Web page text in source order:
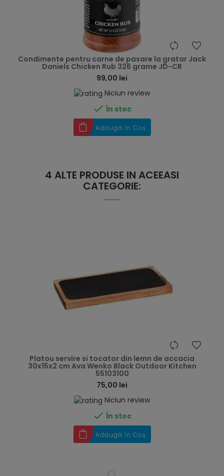
Condimente pentru carne de pasare la gratar Jack
Daniels Chicken Rub 326 grame JD-CR
99,00 lei
Niciun review
 În stoc
Adaugă în Coș
4 ALTE PRODUSE IN ACEEASI
CATEGORIE:
Platou servire si tocator din lemn de accacia
30x15x2 cm Ava Wenko Black Outdoor Kitchen
55103100
75,00 lei
Niciun review
 În stoc
Adaugă în Coș